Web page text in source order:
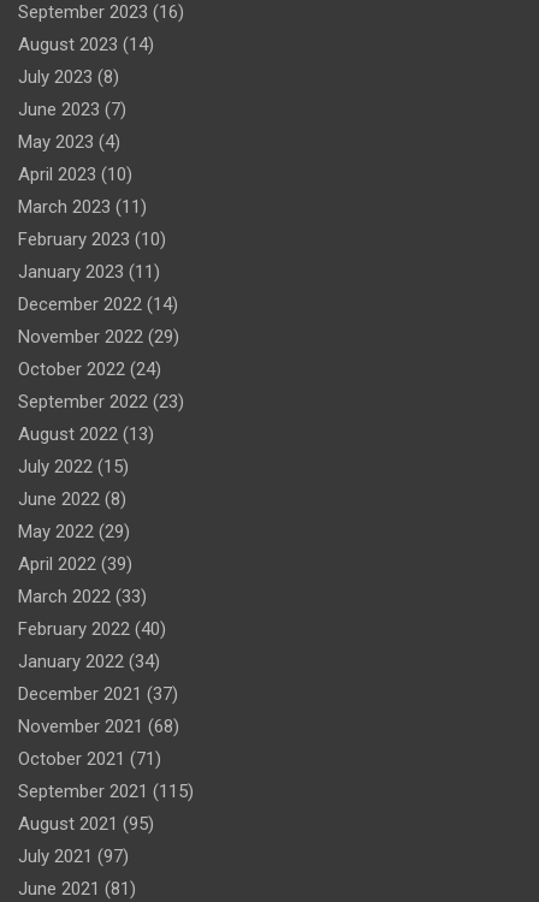
September 2023 (16)
August 2023 (14)
July 2023 (8)
June 2023 (7)
May 2023 (4)
April 2023 (10)
March 2023 (11)
February 2023 (10)
January 2023 (11)
December 2022 (14)
November 2022 (29)
October 2022 (24)
September 2022 (23)
August 2022 (13)
July 2022 (15)
June 2022 (8)
May 2022 (29)
April 2022 (39)
March 2022 (33)
February 2022 (40)
January 2022 (34)
December 2021 (37)
November 2021 (68)
October 2021 (71)
September 2021 (115)
August 2021 (95)
July 2021 (97)
June 2021 (81)